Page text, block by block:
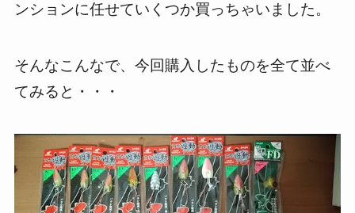
ンションに任せていくつか買っちゃいました。
そんなこんなで、今回購入したものを全て並べ
てみると・・・